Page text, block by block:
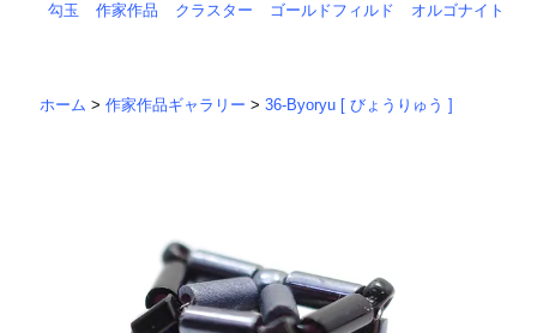
勾玉 作家作品 クラスター ゴールドフィルド オルゴナイト
ホーム >作家作品ギャラリー >36-Byoryu [ びょうりゅう ]